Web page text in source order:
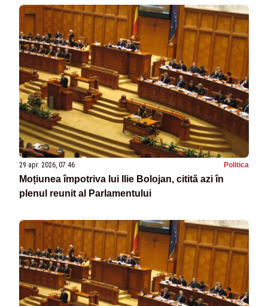
29 apr. 2026, 07:46 Politica
Moțiunea împotriva lui Ilie Bolojan, citită azi în
plenul reunit al Parlamentului